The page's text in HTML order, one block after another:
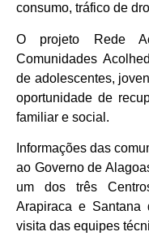
consumo, tráfico de
O projeto Rede
Comunidades
de adolescentes,
oportunidade de
familiar e social.
Informações das
ao Governo de
um dos três
Arapiraca e Santana
visita das equipes